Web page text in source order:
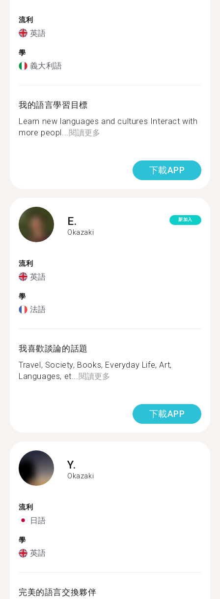
流利
英語
學
義大利語
我的語言學習目標
Learn new languages and cultures Interact with
more peopl...閱讀更多
下載APP
E.
Okazaki
新加入
流利
英語
學
法語
我喜歡談論的話題
Travel, Society, Books, Everyday Life, Art,
Languages, et...閱讀更多
下載APP
Y.
Okazaki
流利
日語
學
英語
完美的語言交換夥伴